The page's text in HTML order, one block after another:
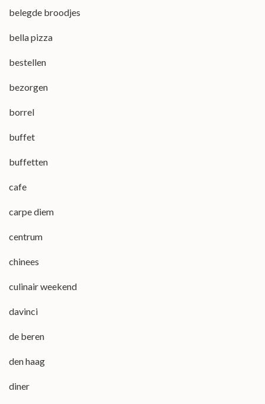
belegde broodjes
bella pizza
bestellen
bezorgen
borrel
buffet
buffetten
cafe
carpe diem
centrum
chinees
culinair weekend
davinci
de beren
den haag
diner